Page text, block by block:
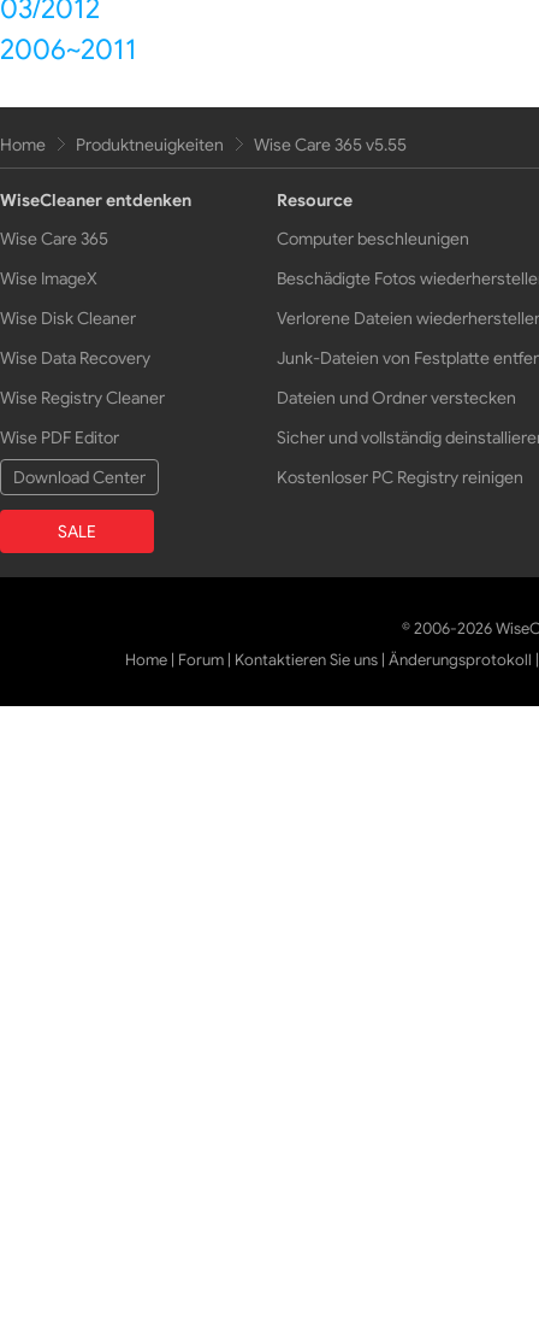
03/2012
2006~2011
Home Produktneuigkeiten Wise Care 365 v5.55
WiseCleaner entdenken
Wise Care 365
Wise ImageX
Wise Disk Cleaner
Wise Data Recovery
Wise Registry Cleaner
Wise PDF Editor
Download Center
SALE
Resource
Computer beschleunigen
Beschädigte Fotos
Verlorene Dateien
Junk-Dateien von Festplatte
Dateien und Ordner verstecken
Sicher und vollständig
Kostenloser PC Registry reinigen
© 2006-2026
Home | Forum | Kontaktieren Sie uns |Änderungsprotokoll